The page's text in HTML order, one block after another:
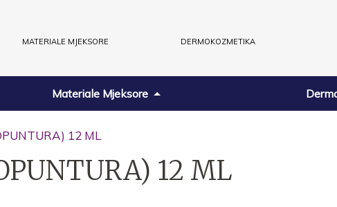
MATERIALE MJEKSORE DERMOKOZMETIKA
Materiale Mjeksore
12 ML
12 ML